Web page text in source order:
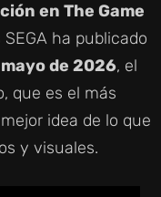
en The Game
ha publicado
de 2026, el
que es el más
idea de lo que
y visuales.